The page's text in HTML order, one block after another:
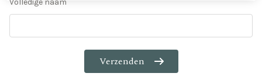
Contact
Volledige naam